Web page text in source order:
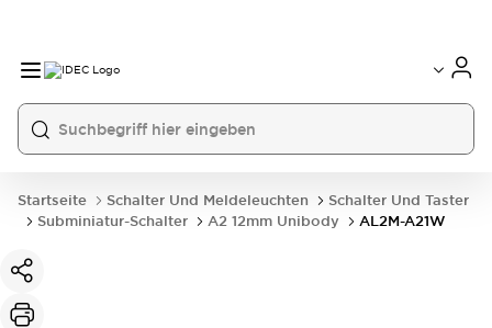
Startseite Schalter Und Meldeleuchten
Schalter Und Taster
Subminiatur-Schalter
A2 12mm Unibody AL2M-A21W